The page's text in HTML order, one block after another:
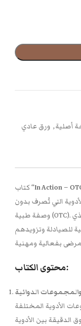
أصلية, ورق عادي
“In Action –
التي تُصرف بدون
وصفة طبية (OTC). يتميز الكتاب بأسلوبه البسيط والعملي الذي
للصيادلة وتزويدهم
محتوى الكتاب:
الأدوية المختلفة